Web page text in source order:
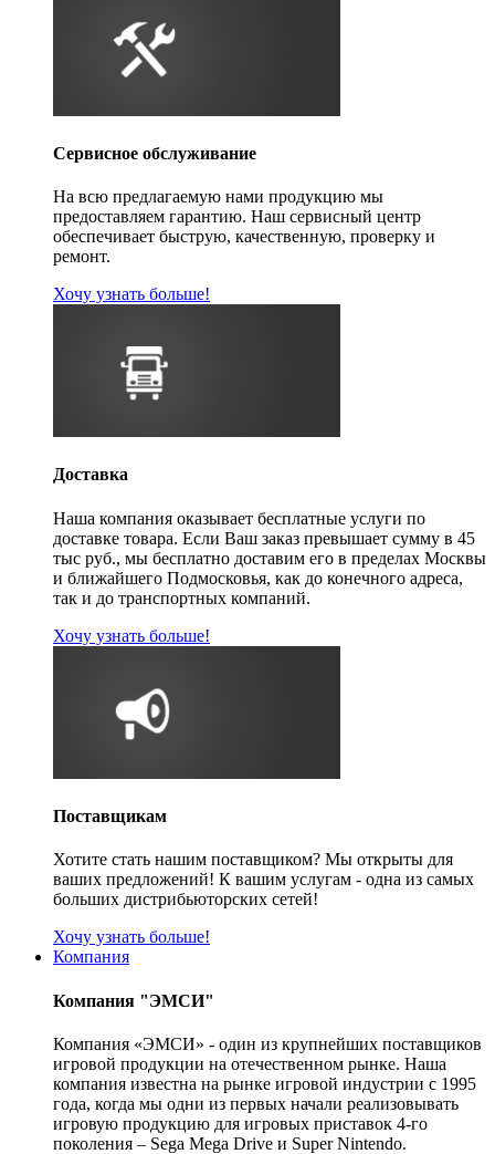
Сервисное обслуживание
На всю предлагаемую нами продукцию мы
предоставляем гарантию. Наш сервисный центр
обеспечивает быструю, качественную, проверку и
ремонт.
Хочу узнать больше!
Доставка
Наша компания оказывает бесплатные услуги по
доставке товара. Если Ваш заказ превышает сумму в 45
тыс руб., мы бесплатно доставим его в пределах Москвы
и ближайшего Подмосковья, как до конечного адреса,
так и до транспортных компаний.
Хочу узнать больше!
Поставщикам
Хотите стать нашим поставщиком? Мы открыты для
ваших предложений! К вашим услугам - одна из самых
больших дистрибьюторских сетей!
Хочу узнать больше!
Компания
Компания "ЭМСИ"
Компания «ЭМСИ» - один из крупнейших поставщиков
игровой продукции на отечественном рынке. Наша
компания известна на рынке игровой индустрии с 1995
года, когда мы одни из первых начали реализовывать
игровую продукцию для игровых приставок 4-го
поколения – Sega Mega Drive и Super Nintendo.